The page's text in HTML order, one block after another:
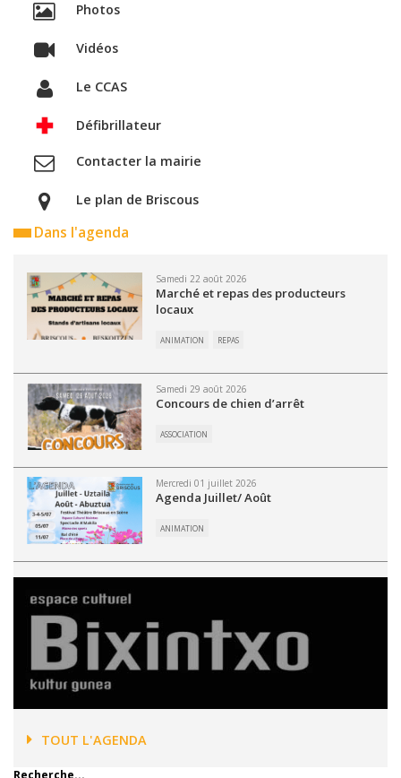
Photos
Vidéos
Le CCAS
Défibrillateur
Contacter la mairie
Le plan de Briscous
Dans l'agenda
Samedi 22 août 2026
Marché et repas des producteurs
locaux
ANIMATION REPAS
Samedi 29 août 2026
Concours de chien d’arrêt
ASSOCIATION
Mercredi 01 juillet 2026
Agenda Juillet/ Août
ANIMATION
TOUT L'AGENDA